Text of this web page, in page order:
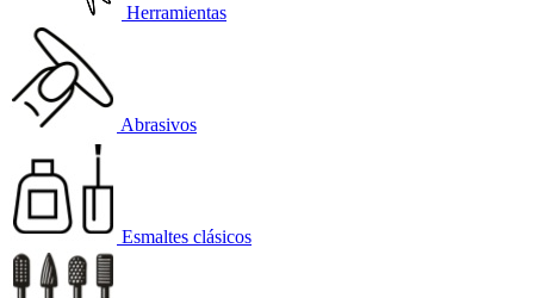
Herramientas
Abrasivos
Esmaltes clásicos